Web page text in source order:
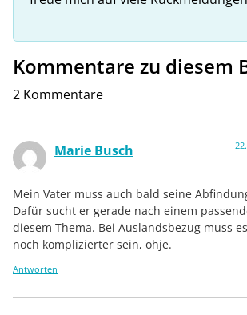
Kommentare zu diesem
2 Kommentare
Marie Busch
Mein Vater muss auch bald seine
Dafür sucht er gerade nach einem
diesem Thema. Bei Auslandsbezug muss
noch komplizierter sein, ohje.
Antworten